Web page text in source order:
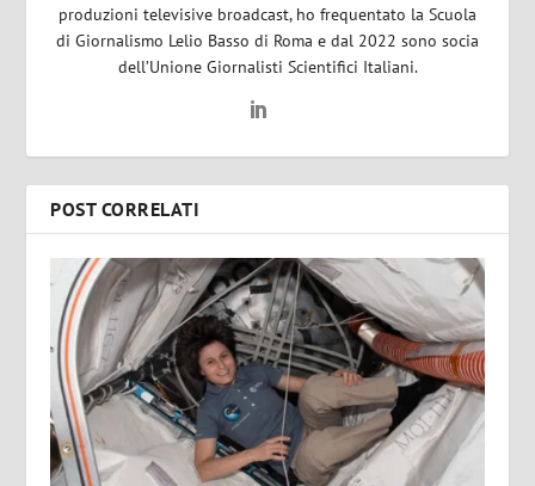
produzioni televisive broadcast, ho frequentato la Scuola
di Giornalismo Lelio Basso di Roma e dal 2022 sono socia
dell’Unione Giornalisti Scientifici Italiani.
POST CORRELATI